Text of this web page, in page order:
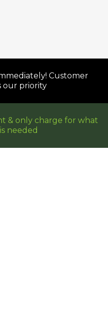
Customer
our priority
& only charge for what
needed